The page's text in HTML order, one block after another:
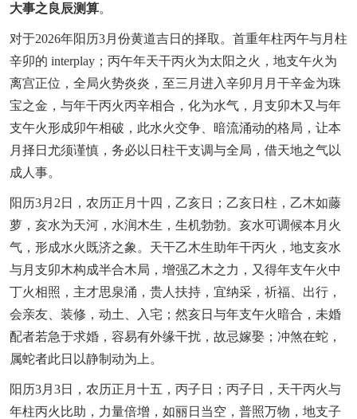
大事之良辰测算。
对于2026年阳历3月份黄道吉日的择取。首重年柱丙午与月柱
辛卯的 interplay；丙午年天干丙火为太阳之火，地支午火为
离宫正位，全局火势炎炎，至三月进入辛卯月月干辛金为珠
宝之金，与年干丙火丙辛相合，化为水气，月支卯木又与年
支午火形成卯午相破，此水火交争、暗流涌动的格局，让本
月择日尤须谨慎，务必以日柱干支调与全局，借天地之气以
成人事。
阳历3月2日，农历正月十四，乙亥日；乙亥日柱，乙木如藤
萝，亥水为天河，水润木生，生机勃勃。亥水可调候本月火
气，形成水火既济之象。天干乙木生助年干丙火，地支亥水
与月支卯木构成半合木局，增强乙木之力，又得年支午火中
丁火相照，主才思泉涌，贵人扶持，宜纳采，祈福、出行，
会亲友、装修，动土、入宅；然亥日与年支午火暗合，未婚
配者若急于求婚，容易有外缘干扰，故忌嫁娶；冲煞在蛇，
属蛇者此日以静制动为上。
阳历3月3日，农历正月十五，丙子日；丙子日，天干丙火与
年柱丙火比助，力量倍增，如丽日当空，普照万物，地支子